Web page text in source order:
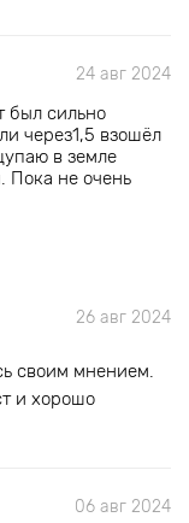
24 авг 2024
был сильно
через1,5 взошёл
в земле
Пока не очень
26 авг 2024
своим мнением.
и хорошо
06 авг 2024